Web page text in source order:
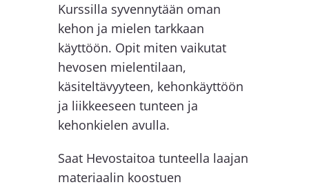
Kurssilla syvennytään oman
kehon ja mielen tarkkaan
käyttöön. Opit miten vaikutat
hevosen mielentilaan,
käsiteltävyyteen, kehonkäyttöön
ja liikkeeseen tunteen ja
kehonkielen avulla.
Saat Hevostaitoa tunteella laajan
materiaalin koostuen